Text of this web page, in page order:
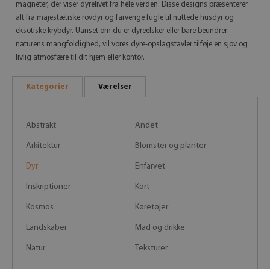
magneter, der viser dyrelivet fra hele verden. Disse designs præsenterer
alt fra majestætiske rovdyr og farverige fugle til nuttede husdyr og
eksotiske krybdyr. Uanset om du er dyreelsker eller bare beundrer
naturens mangfoldighed, vil vores dyre-opslagstavler tilføje en sjov og
livlig atmosfære til dit hjem eller kontor.
Kategorier Værelser
Abstrakt Andet
Arkitektur Blomster og planter
Dyr Enfarvet
Inskriptioner Kort
Kosmos Køretøjer
Landskaber Mad og drikke
Natur Teksturer